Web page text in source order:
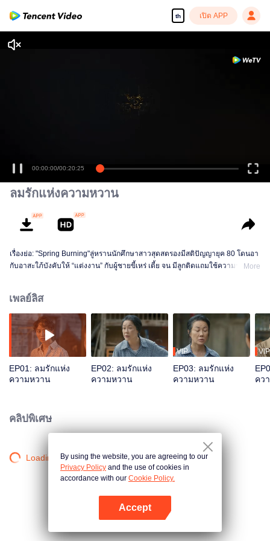
th เปิด APP
00:00:00/00:20:25
ลมรักแห่งความหวาน
เรื่องย่อ: "Spring Burning"ลู่หรานนักศึกษาสาวสุดสตรองมีสติปัญญายุค 80 โดนอา
กับอาสะใภ้บังคับให้ “แต่งงาน” กับผู้ชายขี้เหร่ เตี้ย จน มีลูกติดแถมใช้ความรุนแรง
เธอหลบหนี
More
เพลย์ลิส
EP01: ลมรักแห่ง
ความหวาน
EP02: ลมรักแห่ง
ความหวาน
VIP
EP03: ลมรักแห่ง
ความหวาน
VIP
คว
คลิปพิเศษ
Loading…By using the website, you are agreeing to our
Privacy Policy and the use of cookies in
accordance with our Cookie Policy.
Accept